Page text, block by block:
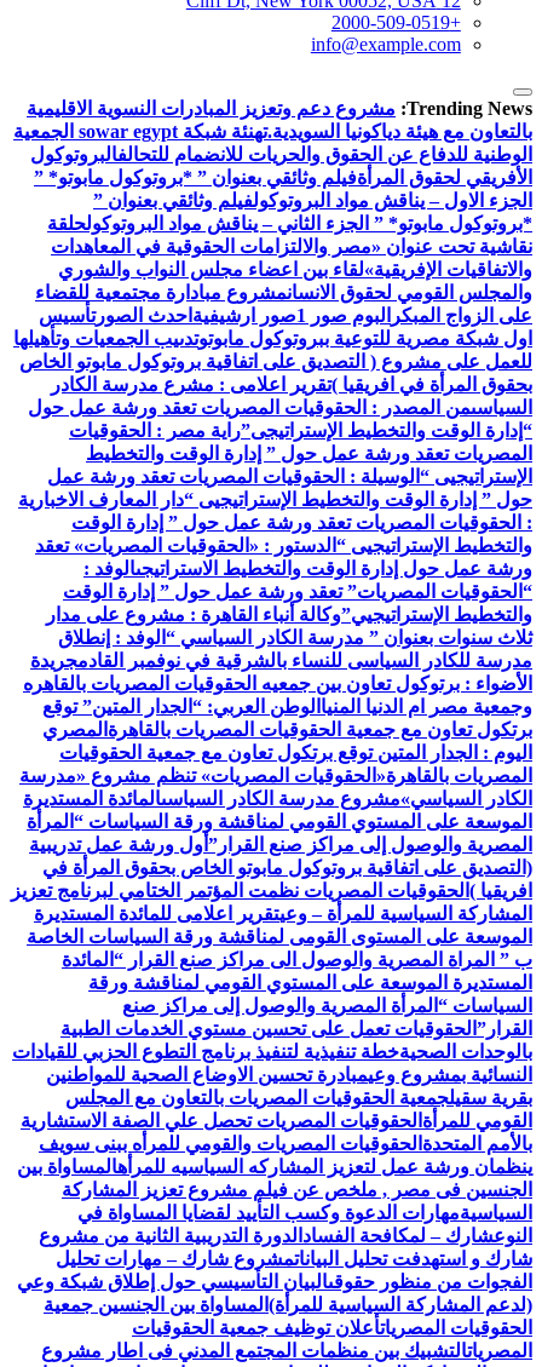
+2000-509-0519
info@example.com
Trending News: مشروع دعم وتعزيز المبادرات النسوية الاقليمية
بالتعاون مع هيئة دياكونيا السويدية.
تهنئة شبكة sowar egypt الجمعية
الوطنية للدفاع عن الحقوق والحريات للانضمام للتحالفالبروتوكول
الأفريقي لحقوق المرأةفيلم وثائقي بعنوان ” *بروتوكول مابوتو* ”
الجزء الاول – يناقش مواد البروتوكولفيلم وثائقي بعنوان ”
*بروتوكول مابوتو* ” الجزء الثاني – يناقش مواد البروتوكولحلقة
نقاشية تحت عنوان «مصر والالتزامات الحقوقية في المعاهدات
والاتفاقيات الإفريقية»لقاء بين اعضاء مجلس النواب والشوري
والمجلس القومي لحقوق الانسانمشروع مبادارة مجتمعية للقضاء
على الزواج المبكر البوم صور 1 صور ارشيفية احدث الصورتأسيس
اول شبكة مصرية للتوعية ببروتوكول مابوتوتدىيب الجمعيات وتأهيلها
للعمل على مشروع ( التصديق على اتفاقية بروتوكول مابوتو الخاص
بحقوق المرأة في افريقيا )تقرير اعلامى : مشرع مدرسة الكادر
السياسىمن المصدر : الحقوقيات المصريات تعقد ورشة عمل حول
“إدارة الوقت والتخطيط الإستراتيجى”راية مصر : الحقوقيات
المصريات تعقد ورشة عمل حول ” إدارة الوقت والتخطيط
الإستراتيجيى “ الوسيلة : الحقوقيات المصريات تعقد ورشة عمل
حول ” إدارة الوقت والتخطيط الإستراتيجيى “دار المعارف الاخبارية
: الحقوقيات المصريات تعقد ورشة عمل حول ” إدارة الوقت
والتخطيط الإستراتيجيى “ الدستور : «الحقوقيات المصريات» تعقد
ورشة عمل حول إدارة الوقت والتخطيط الاستراتيجىالوفد :
“الحقوقيات المصريات” تعقد ورشة عمل حول ” إدارة الوقت
والتخطيط الإستراتيجيي”وكالة أنباء القاهرة : مشروع على مدار
ثلاث سنوات بعنوان ” مدرسة الكادر السياسي “ الوفد : إنطلاق
مدرسة للكادر السياسى للنساء بالشرقية في نوفمبر القادمجريدة
الأضواء : برتوكول تعاون بين جمعيه الحقوقيات المصريات بالقاهره
وجمعية مصر ام الدنيا المنيا الوطن العربي: “الجدار المتين” توقع
برتكول تعاون مع جمعية الحقوقيات المصريات بالقاهرة المصري
اليوم : الجدار المتين توقع برتكول تعاون مع جمعية الحقوقيات
المصريات بالقاهرة«الحقوقيات المصريات» تنظم مشروع «مدرسة
الكادر السياسي»مشروع مدرسة الكادر السياسىالمائدة المستديرة
الموسعة على المستوي القومي لمناقشة ورقة السياسات “المرأة
المصرية والوصول إلى مراكز صنع القرار” أول ورشة عمل تدريبية
(التصديق على اتفاقية بروتوكول مابوتو الخاص بحقوق المرأة في
افريقيا ) الحقوقيات المصريات نظمت المؤتمر الختامي لبرنامج تعزيز
المشاركة السياسية للمرأة – وعيتقرير اعلامى للمائدة المستديرة
الموسعة على المستوى القومى لمناقشة ورقة السياسات الخاصة
ب ” المراة المصرية والوصول الى مراكز صنع القرار “ المائدة
المستديرة الموسعة على المستوي القومي لمناقشة ورقة
السياسات “المرأة المصرية والوصول إلى مراكز صنع
القرار” الحقوقيات تعمل على تحسين مستوي الخدمات الطبية
بالوحدات الصحيةخطة تنفيذية لتنفيذ برنامج التطوع الحزبي للقيادات
النسائية بمشروع وعيمبادرة تحسين الاوضاع الصحية للمواطنين
بقرية سقيلجمعية الحقوقيات المصريات بالتعاون مع المجلس
القومي للمرأة الحقوقيات المصريات تحصل علي الصفة الاستشارية
بالأمم المتحدة الحقوقيات المصريات والقومي للمرأه ببنى سويف
ينظمان ورشة عمل لتعزيز المشاركه السياسيه للمرأهالمساواة بين
الجنسين فى مصر , ملخص عن فيلم مشروع تعزيز المشاركة
السياسيةمهارات الدعوة وكسب التأييد لقضايا المساواة في
النوعشارك – لمكافحة الفساد الدورة التدريبية الثانية من مشروع
شارك و استهدفت تحليل البياناتمشروع شارك – مهارات تحليل
الفجوات من منظور حقوقىالبيان التأسيسي حول إطلاق شبكة وعي
(لدعم المشاركة السياسية للمرأة) المساواة بين الجنسين جمعية
الحقوقيات المصرياتأعلان توظيف جمعية الحقوقيات
المصرياتالتشبيك بين منظمات المجتمع المدني فى اطار مشروع